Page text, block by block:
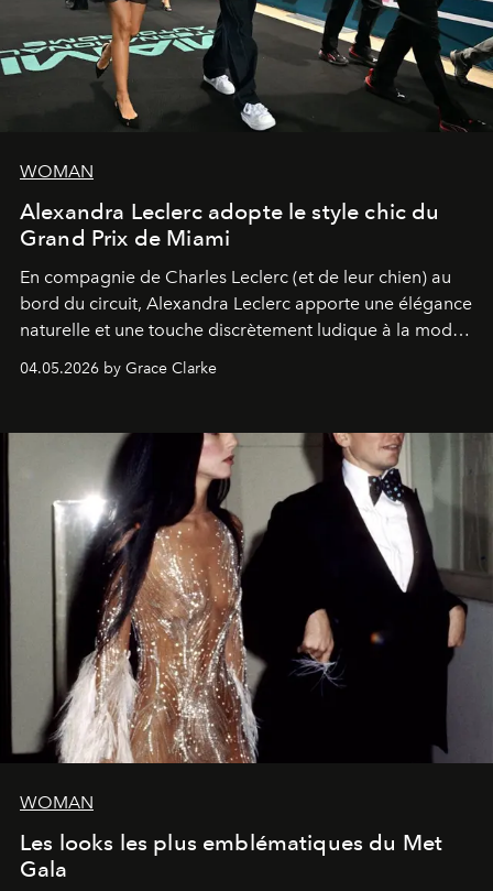
WOMAN
Alexandra Leclerc adopte le style chic du
Grand Prix de Miami
En compagnie de Charles Leclerc (et de leur chien) au
bord du circuit, Alexandra Leclerc apporte une élégance
naturelle et une touche discrètement ludique à la mode
de la Formule 1.
04.05.2026 by Grace Clarke
WOMAN
Les looks les plus emblématiques du Met
Gala